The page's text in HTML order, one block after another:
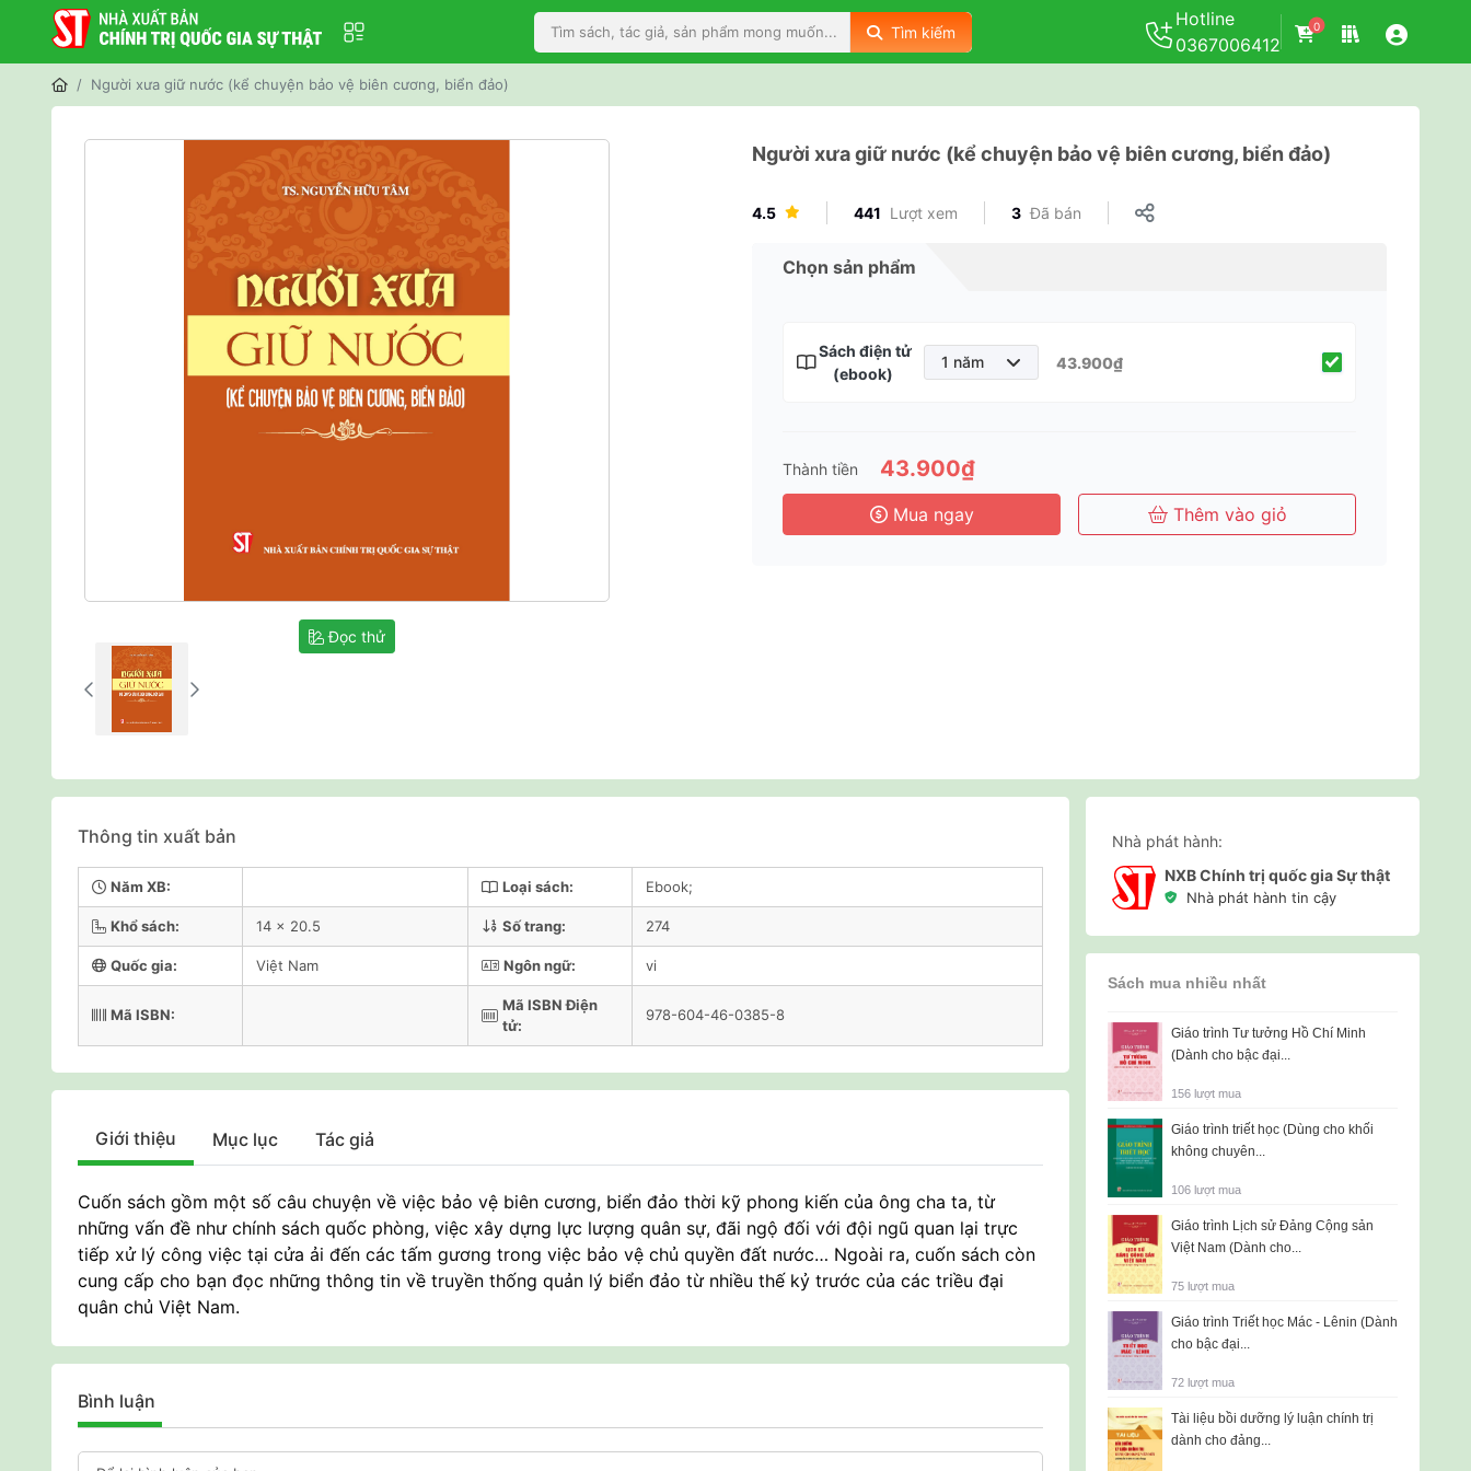
Tìm kiếm
Hotline
0367006412
0
Người xưa giữ nước (kể chuyện bảo vệ biên cương, biển đảo)
Đọc thử
Người xưa giữ nước (kể chuyện bảo vệ biên cương, biển đảo)
4.5 441 Lượt xem 3 Đã bán
Chọn sản phẩm
Sách điện tử
(ebook)
1 năm
3 năm
43.900₫
Thành tiền 43.900₫
Mua ngay Thêm vào giỏ
Thông tin xuất bản
Năm XB: Loại sách: Ebook;
Khổ sách: 14 x 20.5 Số trang: 274
Quốc gia: Việt Nam Ngôn ngữ: vi
Mã ISBN:
Mã ISBN Điện
tử:
978-604-46-0385-8
Giới thiệu Mục lục Tác giả
Cuốn sách gồm một số câu chuyện về việc bảo vệ biên cương, biển đảo thời kỹ phong kiến của ông cha ta, từ
những vấn đề như chính sách quốc phòng, việc xây dựng lực lượng quân sự, đãi ngộ đối với đội ngũ quan lại trực
tiếp xử lý công việc tại cửa ải đến các tấm gương trong việc bảo vệ chủ quyền đất nước… Ngoài ra, cuốn sách còn
cung cấp cho bạn đọc những thông tin về truyền thống quản lý biển đảo từ nhiều thế kỷ trước của các triều đại
quân chủ Việt Nam.
Bình luận
Nhà phát hành:
NXB Chính trị quốc gia Sự thật
Nhà phát hành tin cậy
Sách mua nhiều nhất
Giáo trình Tư tưởng Hồ Chí Minh
(Dành cho bậc đại...
156 lượt mua
Giáo trình triết học (Dùng cho khối
không chuyên...
106 lượt mua
Giáo trình Lịch sử Đảng Cộng sản
Việt Nam (Dành cho...
75 lượt mua
Giáo trình Triết học Mác - Lênin (Dành
cho bậc đại...
72 lượt mua
Tài liệu bồi dưỡng lý luận chính trị
dành cho đảng...